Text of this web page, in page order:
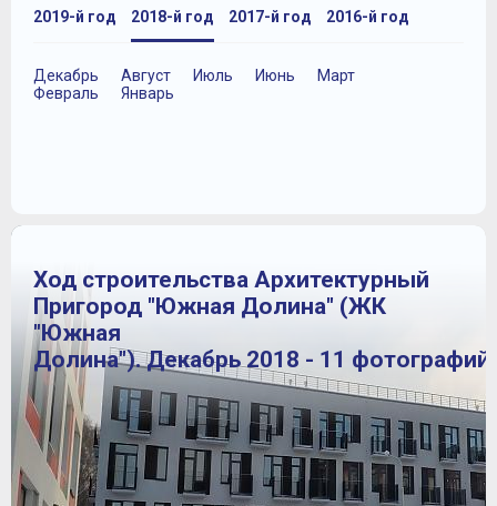
2019-й год 2018-й год
Декабрь Август Июль Июнь
Март
Февраль
Январь
2017-й год 2016-й год
Ход строительства Архитектурный
Пригород "Южная Долина" (ЖК
"Южная
Долина"). Декабрь 2018 - 11 фотографий